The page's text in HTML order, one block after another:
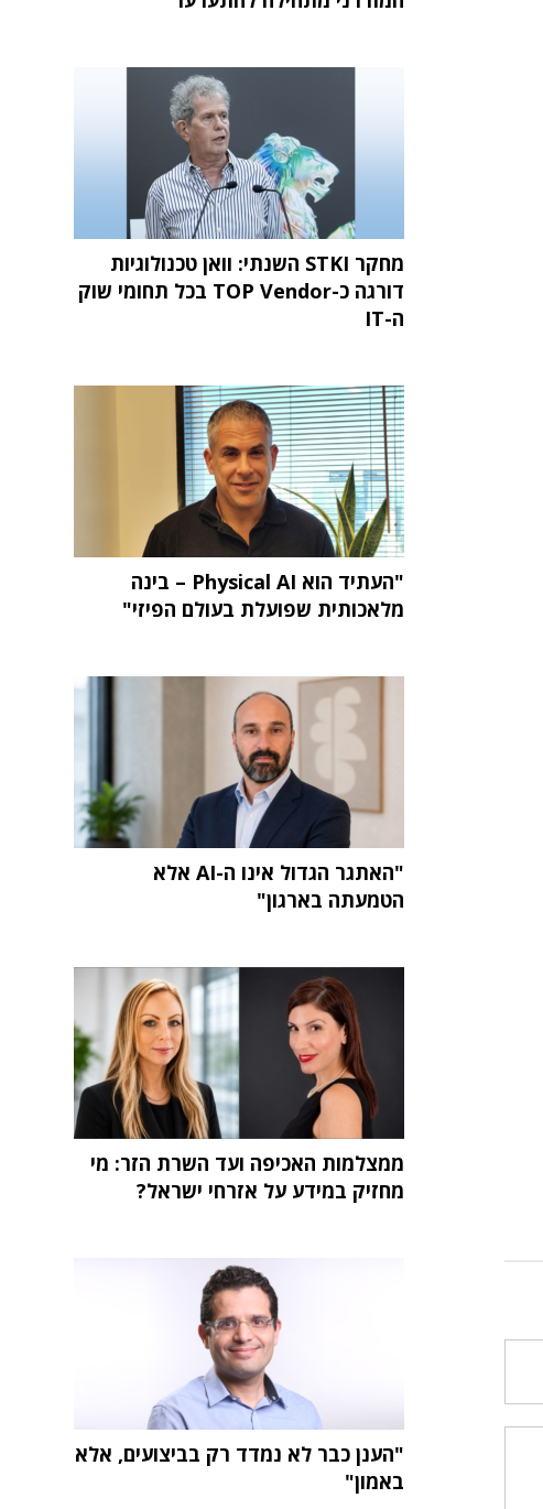
מחקר STKI השנתי: וואן טכנולוגיות
דורגה כ-TOP Vendor בכל תחומי שוק
ה-IT
"העתיד הוא Physical AI – בינה
מלאכותית שפועלת בעולם הפיזי"
"האתגר הגדול אינו ה-AI אלא
הטמעתה בארגון"
ממצלמות האכיפה ועד השרת הזר: מי
מחזיק במידע על אזרחי ישראל?
"הענן כבר לא נמדד רק בביצועים, אלא
באמון"